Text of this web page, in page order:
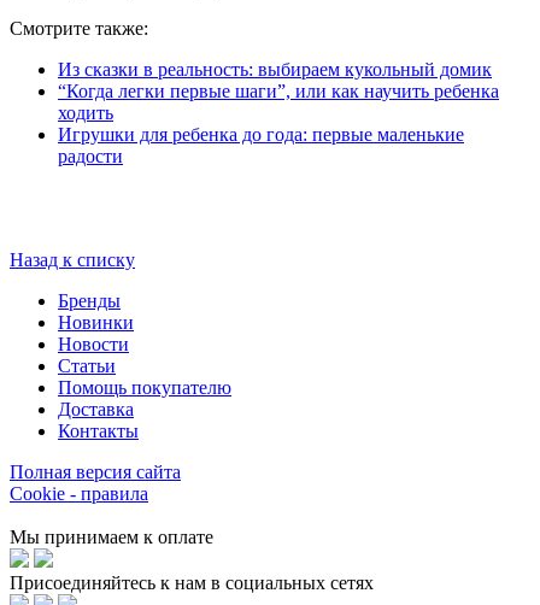
Смотрите также:
Из сказки в реальность: выбираем кукольный домик
“Когда легки первые шаги”, или как научить ребенка
ходить
Игрушки для ребенка до года: первые маленькие
радости
Назад к списку
Бренды
Новинки
Новости
Статьи
Помощь покупателю
Доставка
Контакты
Полная версия сайта
Cookie - правила
Мы принимаем к оплате
Присоединяйтесь к нам в социальных сетях